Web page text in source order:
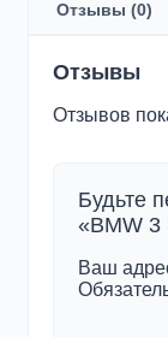
Отзывы (0)
Отзывы
Отзывов
Будьте
«BMW 3
Ваш